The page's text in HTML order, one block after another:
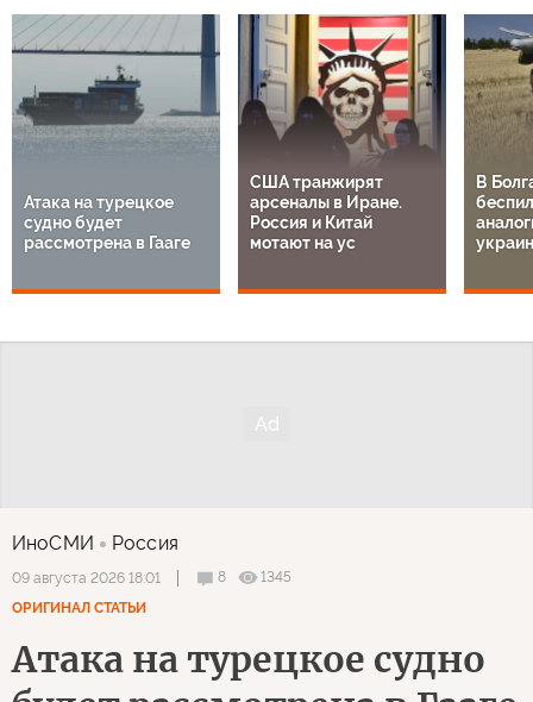
Атака на турецкое
судно будет
рассмотрена в Гааге
США транжирят
арсеналы в Иране.
Россия и Китай
мотают на ус
В
ИноСМИ Россия
09 августа 2026 18:01 8
1345
ОРИГИНАЛ СТАТЬИ
Атака на турецкое судно